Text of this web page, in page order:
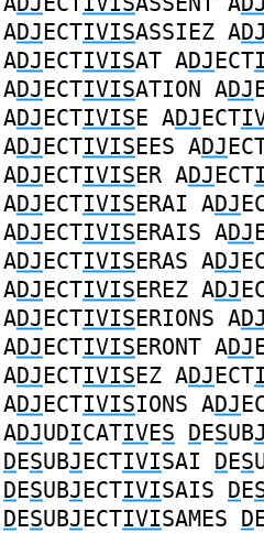
ADJECTIVISASSIEZ ADJ
ADJECTIVISAT ADJECT
ADJECTIVISATION ADJ
ADJECTIVISE ADJECT
ADJECTIVISEES ADJ
ADJECTIVISER ADJECT
ADJECTIVISERAI ADJ
ADJECTIVISERAIS ADJ
ADJECTIVISERAS ADJ
ADJECTIVISEREZ ADJ
ADJECTIVISERIONS ADJ
ADJECTIVISERONT ADJ
ADJECTIVISEZ ADJECT
ADJECTIVISIONS ADJ
ADJUDICATIVES DESUBJ
DESUBJECTIVISAI DES
DESUBJECTIVISAIS DE
DESUBJECTIVISAMES D